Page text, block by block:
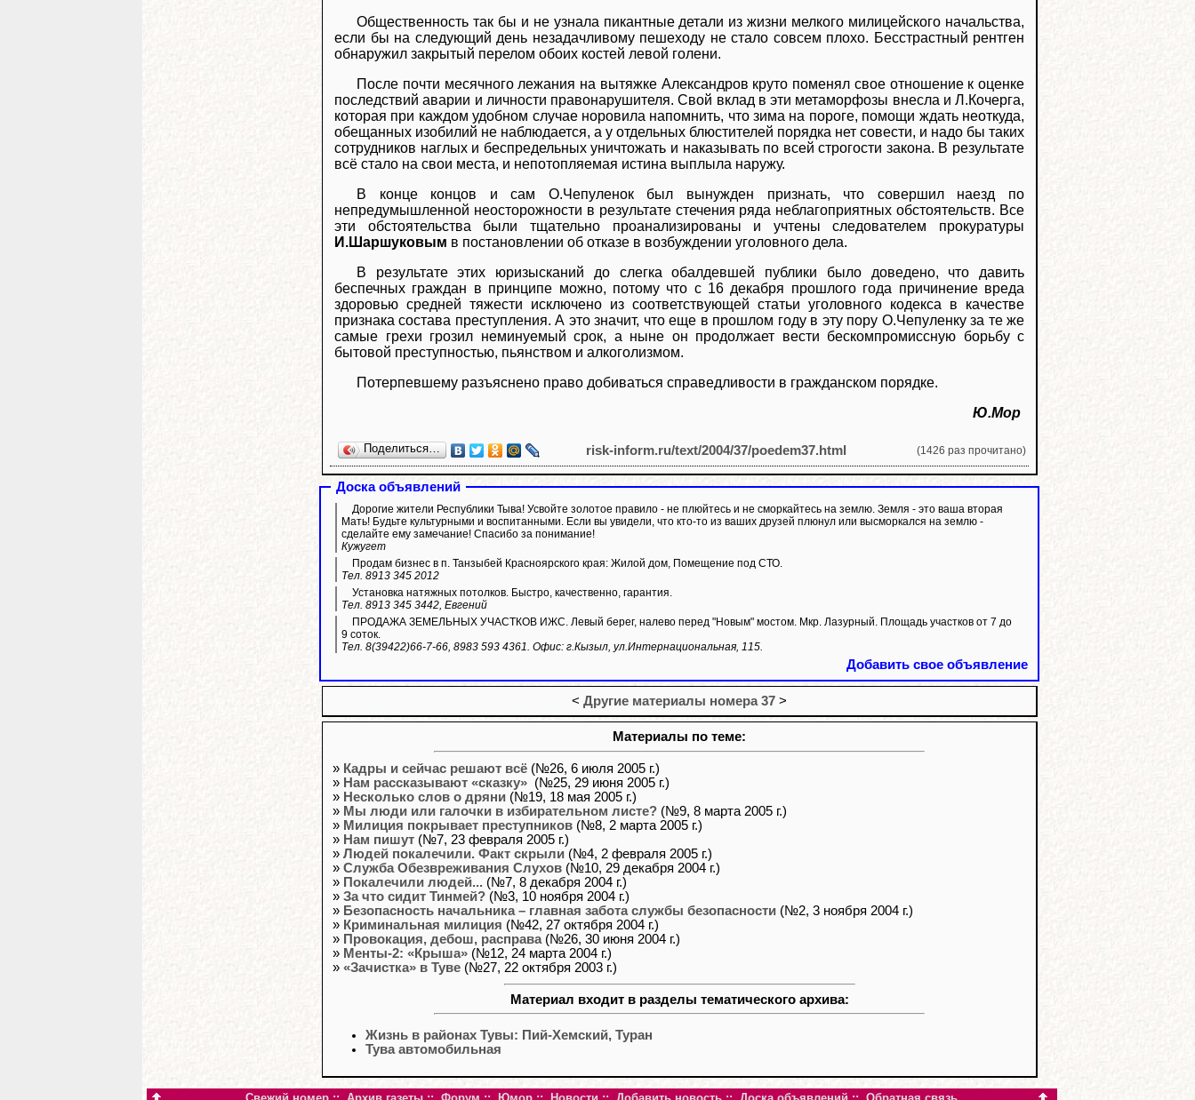
Общественность так бы и не узнала пикантные детали из жизни мелкого милицейского начальства,
если бы на следующий день незадачливому пешеходу не стало совсем плохо. Бесстрастный рентген
обнаружил закрытый перелом обоих костей левой голени.
После почти месячного лежания на вытяжке Александров круто поменял свое отношение к оценке
последствий аварии и личности правонарушителя. Свой вклад в эти метаморфозы внесла и Л.Кочерга,
которая при каждом удобном случае норовила напомнить, что зима на пороге, помощи ждать неоткуда,
обещанных изобилий не наблюдается, а у отдельных блюстителей порядка нет совести, и надо бы таких
сотрудников наглых и беспредельных уничтожать и наказывать по всей строгости закона. В результате
всё стало на свои места, и непотопляемая истина выплыла наружу.
В конце концов и сам О.Чепуленок был вынужден признать, что совершил наезд по
непредумышленной неосторожности в результате стечения ряда неблагоприятных обстоятельств. Все
эти обстоятельства были тщательно проанализированы и учтены следователем прокуратуры
И.Шаршуковым в постановлении об отказе в возбуждении уголовного дела.
В результате этих юризысканий до слегка обалдевшей публики было доведено, что давить
беспечных граждан в принципе можно, потому что с 16 декабря прошлого года причинение вреда
здоровью средней тяжести исключено из соответствующей статьи уголовного кодекса в качестве
признака состава преступления. А это значит, что еще в прошлом году в эту пору О.Чепуленку за те же
самые грехи грозил неминуемый срок, а ныне он продолжает вести бескомпромиссную борьбу с
бытовой преступностью, пьянством и алкоголизмом.
Потерпевшему разъяснено право добиваться справедливости в гражданском порядке.
Ю.Мор
Поделиться… risk-inform.ru/text/2004/37/poedem37.html (1426 раз прочитано)
Доска объявлений
Дорогие жители Республики Тыва! Усвойте золотое правило - не плюйтесь и не сморкайтесь на землю. Земля - это ваша вторая
Мать! Будьте культурными и воспитанными. Если вы увидели, что кто-то из ваших друзей плюнул или высморкался на землю -
сделайте ему замечание! Спасибо за понимание!
Кужугет
Продам бизнес в п. Танзыбей Красноярского края: Жилой дом, Помещение под СТО.
Тел. 8913 345 2012
Установка натяжных потолков. Быстро, качественно, гарантия.
Тел. 8913 345 3442, Евгений
ПРОДАЖА ЗЕМЕЛЬНЫХ УЧАСТКОВ ИЖС. Левый берег, налево перед "Новым" мостом. Мкр. Лазурный. Площадь участков от 7 до
9 соток.
Тел. 8(39422)66-7-66, 8983 593 4361. Офис: г.Кызыл, ул.Интернациональная, 115.
Добавить свое объявление
< Другие материалы номера 37 >
Материалы по теме:
» Кадры и сейчас решают всё (№26, 6 июля 2005 г.)
» Нам рассказывают «сказку» (№25, 29 июня 2005 г.)
» Несколько слов о дряни (№19, 18 мая 2005 г.)
» Мы люди или галочки в избирательном листе? (№9, 8 марта 2005 г.)
» Милиция покрывает преступников (№8, 2 марта 2005 г.)
» Нам пишут (№7, 23 февраля 2005 г.)
» Людей покалечили. Факт скрыли (№4, 2 февраля 2005 г.)
» Служба Обезвреживания Слухов (№10, 29 декабря 2004 г.)
» Покалечили людей... (№7, 8 декабря 2004 г.)
» За что сидит Тинмей? (№3, 10 ноября 2004 г.)
» Безопасность начальника – главная забота службы безопасности (№2, 3 ноября 2004 г.)
» Криминальная милиция (№42, 27 октября 2004 г.)
» Провокация, дебош, расправа(№26, 30 июня 2004 г.)
» Менты-2: «Крыша» (№12, 24 марта 2004 г.)
» «Зачистка» в Туве (№27, 22 октября 2003 г.)
Материал входит в разделы тематического архива:
Жизнь в районах Тувы: Пий-Хемский, Туран
Тува автомобильная